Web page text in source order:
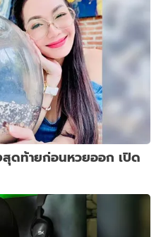
สุดท้ายก่อนหวยออก เปิด